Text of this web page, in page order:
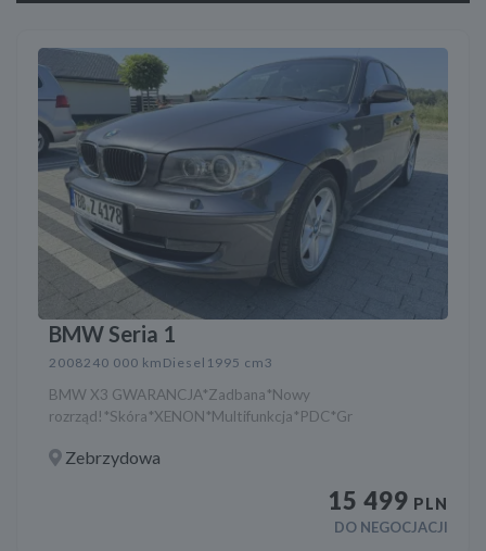
BMW Seria 1
2008240 000 km Diesel 1995 cm3
BMW X3 GWARANCJA*Zadbana*Nowy
rozrząd!*Skóra*XENON*Multifunkcja*PDC*Gr
Zebrzydowa
15 499 PLN
DO NEGOCJACJI